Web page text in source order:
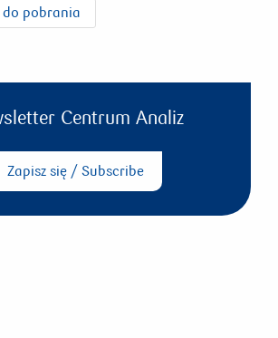
do pobrania
Centrum Analiz
Zapisz się / Subscribe